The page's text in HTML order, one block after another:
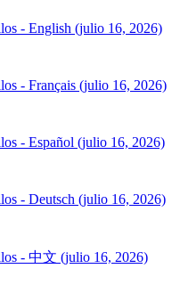
- English (julio 16, 2026)
- Français (julio 16, 2026)
- Español (julio 16, 2026)
- Deutsch (julio 16, 2026)
- 中文 (julio 16, 2026)